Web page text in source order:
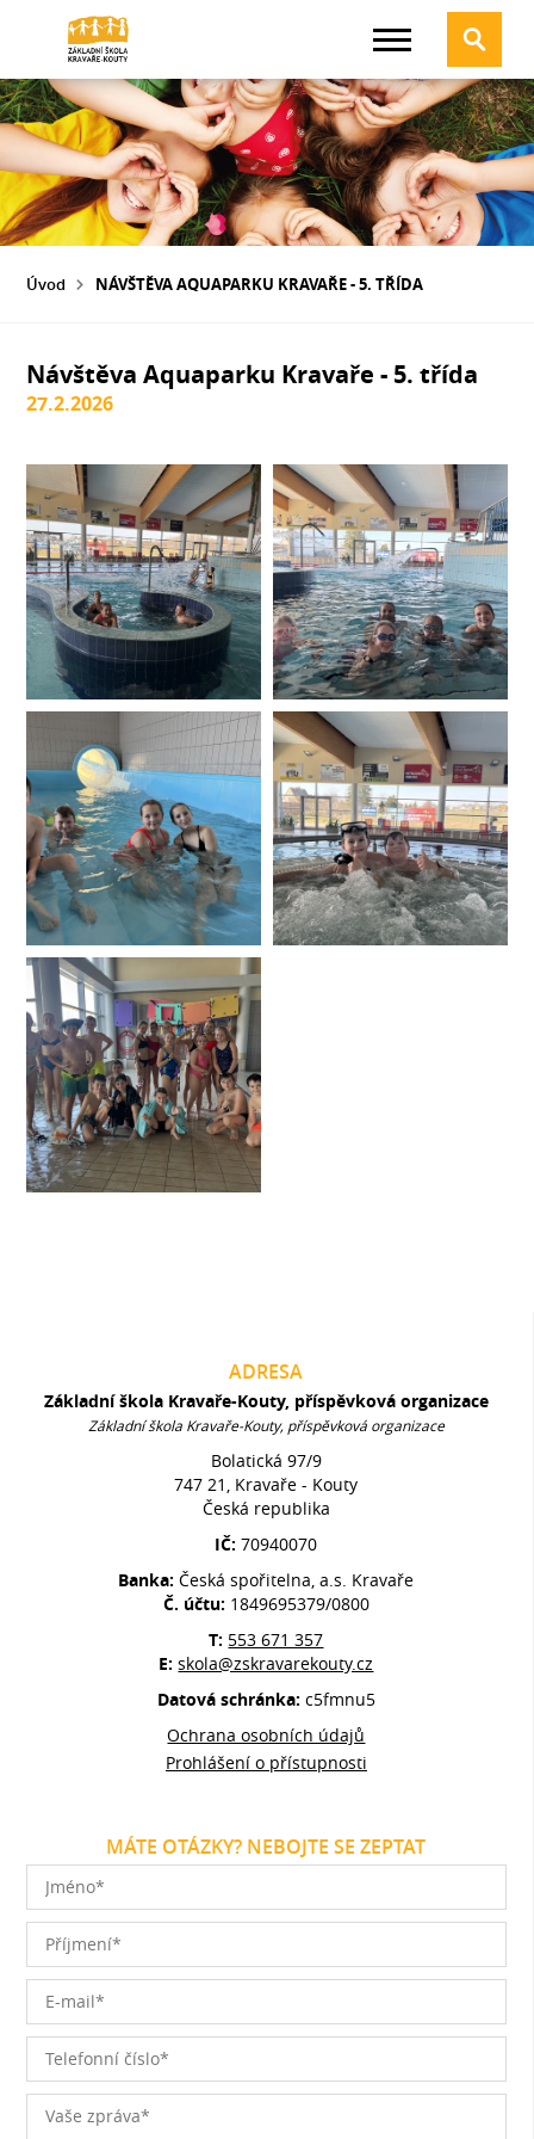
Úvod NÁVŠTĚVA AQUAPARKU KRAVAŘE - 5. TŘÍDA
Návštěva Aquaparku Kravaře - 5. třída
27.2.2026
ADRESA
Základní škola Kravaře-Kouty, příspěvková organizace
Základní škola Kravaře-Kouty, příspěvková organizace
Bolatická 97/9
747 21, Kravaře - Kouty
Česká republika
IČ:70940070
Banka:Česká spořitelna, a.s. Kravaře
Č. účtu: 1849695379/0800
T: 553 671 357
E:skola@zskravarekouty.cz
Datová schránka: c5fmnu5
Ochrana osobních údajů
Prohlášení o přístupnosti
MÁTE OTÁZKY? NEBOJTE SE ZEPTAT